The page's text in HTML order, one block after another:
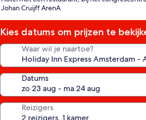
Johan Cruijff ArenA
Kies datums om prijzen te
Waar wil je naartoe?
Datums
Reizigers